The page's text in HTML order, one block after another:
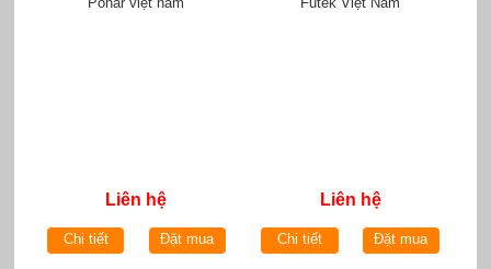
Liên hệ
Chi tiết Đặt mua
Liên hệ
Chi tiết Đặt mua